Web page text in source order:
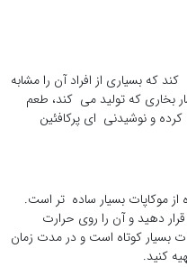
که بسیاری از افراد آن را مشابه
بخاری که تولید می کند، طعم
و نوشیدنی ای پرکافئین
از موکاپات بسیار ساده تر است.
دهید و آن را روی حرارت
بسیار کوتاه است و در مدت زمان
کنید.